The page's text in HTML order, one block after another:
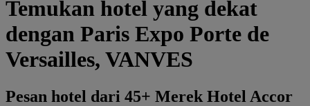
Temukan hotel yang dekat
dengan Paris Expo Porte de
Versailles, VANVES
Pesan hotel dari 45+ Merek Hotel Accor